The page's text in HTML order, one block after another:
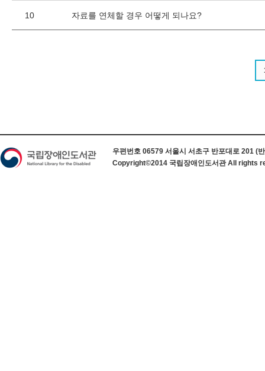
10 자료를 연체할 경우 어떻게 되나요?
우편번호 06579 서울시 서초구 반포대로 201 (
Copyright©2014 국립장애인도서관 All rights